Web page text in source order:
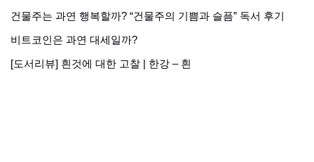
건물주는 과연 행복할까? “건물주의 기쁨과 슬픔” 독서 후기
비트코인은 과연 대세일까?
[도서리뷰] 흰것에 대한 고찰 | 한강 – 흰